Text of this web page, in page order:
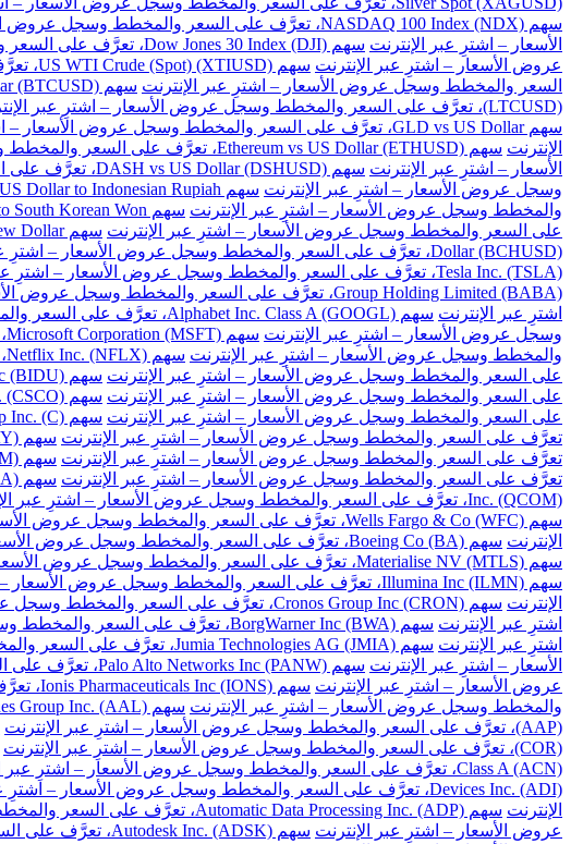
سهم NASDAQ 100 Index (NDX)، تعرَّف على السعر والمخطط وسجل عروض الأسعار – اشترِ عبر الإنترنت
الأسعار – اشترِ عبر الإنترنت سهم Dow Jones 30 Index (DJI)، تعرَّف على السعر والمخطط وسجل عروض الأسعار – اشترِ عبر الإنترنت
عروض الأسعار – اشترِ عبر الإنترنت سهم US WTI Crude (Spot) (XTIUSD)، تعرَّف على السعر والمخطط وسجل عروض الأسعار – اشترِ عبر الإنترنت
السعر والمخطط وسجل عروض الأسعار – اشترِ عبر الإنترنت سهم BitCoin vs US Dollar (BTCUSD)، تعرَّف على السعر والمخطط وسجل عروض الأسعار – اشترِ عبر الإنترنت
(LTCUSD)، تعرَّف على السعر والمخطط وسجل عروض الأسعار – اشترِ عبر الإنترنت
سهم GLD vs US Dollar، تعرَّف على السعر والمخطط وسجل عروض الأسعار – اشترِ عبر الإنترنت
الإنترنت سهم Ethereum vs US Dollar (ETHUSD)، تعرَّف على السعر والمخطط وسجل عروض الأسعار – اشترِ عبر الإنترنت
الأسعار – اشترِ عبر الإنترنت سهم DASH vs US Dollar (DSHUSD)، تعرَّف على السعر والمخطط وسجل عروض الأسعار – اشترِ عبر الإنترنت
وسجل عروض الأسعار – اشترِ عبر الإنترنت سهم US Dollar to Indonesian Rupiah، تعرَّف على السعر والمخطط وسجل عروض الأسعار – اشترِ عبر الإنترنت
والمخطط وسجل عروض الأسعار – اشترِ عبر الإنترنت سهم US Dollar to South Korean Won، تعرَّف على السعر والمخطط وسجل عروض الأسعار – اشترِ عبر الإنترنت
على السعر والمخطط وسجل عروض الأسعار – اشترِ عبر الإنترنت سهم US Dollar to Taiwan New Dollar، تعرَّف على السعر والمخطط وسجل عروض الأسعار – اشترِ عبر الإنترنت
Dollar (BCHUSD)، تعرَّف على السعر والمخطط وسجل عروض الأسعار – اشترِ عبر الإنترنت
Tesla Inc. (TSLA)، تعرَّف على السعر والمخطط وسجل عروض الأسعار – اشترِ عبر الإنترنت
Group Holding Limited (BABA)، تعرَّف على السعر والمخطط وسجل عروض الأسعار – اشترِ عبر الإنترنت
اشترِ عبر الإنترنت سهم Alphabet Inc. Class A (GOOGL)، تعرَّف على السعر والمخطط وسجل عروض الأسعار – اشترِ عبر الإنترنت
وسجل عروض الأسعار – اشترِ عبر الإنترنت سهم Microsoft Corporation (MSFT)، تعرَّف على السعر والمخطط وسجل عروض الأسعار – اشترِ عبر الإنترنت
والمخطط وسجل عروض الأسعار – اشترِ عبر الإنترنت سهم Netflix Inc. (NFLX)، تعرَّف على السعر والمخطط وسجل عروض الأسعار – اشترِ عبر الإنترنت
على السعر والمخطط وسجل عروض الأسعار – اشترِ عبر الإنترنت سهم Baidu Inc (BIDU)، تعرَّف على السعر والمخطط وسجل عروض الأسعار – اشترِ عبر الإنترنت
على السعر والمخطط وسجل عروض الأسعار – اشترِ عبر الإنترنت سهم Cisco Systems Inc. (CSCO)، تعرَّف على السعر والمخطط وسجل عروض الأسعار – اشترِ عبر الإنترنت
على السعر والمخطط وسجل عروض الأسعار – اشترِ عبر الإنترنت سهم Citigroup Inc. (C)، تعرَّف على السعر والمخطط وسجل عروض الأسعار – اشترِ عبر الإنترنت
تعرَّف على السعر والمخطط وسجل عروض الأسعار – اشترِ عبر الإنترنت سهم eBay Inc. (EBAY)، تعرَّف على السعر والمخطط وسجل عروض الأسعار – اشترِ عبر الإنترنت
تعرَّف على السعر والمخطط وسجل عروض الأسعار – اشترِ عبر الإنترنت سهم JPMorgan Chase & Co. (JPM)، تعرَّف على السعر والمخطط وسجل عروض الأسعار – اشترِ عبر الإنترنت
تعرَّف على السعر والمخطط وسجل عروض الأسعار – اشترِ عبر الإنترنت سهم NVIDIA Corporation (NVDA)، تعرَّف على السعر والمخطط وسجل عروض الأسعار – اشترِ عبر الإنترنت
Inc. (QCOM)، تعرَّف على السعر والمخطط وسجل عروض الأسعار – اشترِ عبر الإنترنت
سهم Wells Fargo & Co (WFC)، تعرَّف على السعر والمخطط وسجل عروض الأسعار – اشترِ عبر الإنترنت
الإنترنت سهم Boeing Co (BA)، تعرَّف على السعر والمخطط وسجل عروض الأسعار – اشترِ عبر الإنترنت
سهم Materialise NV (MTLS)، تعرَّف على السعر والمخطط وسجل عروض الأسعار – اشترِ عبر الإنترنت
سهم Illumina Inc (ILMN)، تعرَّف على السعر والمخطط وسجل عروض الأسعار – اشترِ عبر الإنترنت
الإنترنت سهم Cronos Group Inc (CRON)، تعرَّف على السعر والمخطط وسجل عروض الأسعار – اشترِ عبر الإنترنت
اشترِ عبر الإنترنت سهم BorgWarner Inc (BWA)، تعرَّف على السعر والمخطط وسجل عروض الأسعار – اشترِ عبر الإنترنت
اشترِ عبر الإنترنت سهم Jumia Technologies AG (JMIA)، تعرَّف على السعر والمخطط وسجل عروض الأسعار – اشترِ عبر الإنترنت
الأسعار – اشترِ عبر الإنترنت سهم Palo Alto Networks Inc (PANW)، تعرَّف على السعر والمخطط وسجل عروض الأسعار – اشترِ عبر الإنترنت
عروض الأسعار – اشترِ عبر الإنترنت سهم Ionis Pharmaceuticals Inc (IONS)، تعرَّف على السعر والمخطط وسجل عروض الأسعار – اشترِ عبر الإنترنت
والمخطط وسجل عروض الأسعار – اشترِ عبر الإنترنت سهم American Airlines Group Inc. (AAL)، تعرَّف على السعر والمخطط وسجل عروض الأسعار – اشترِ عبر الإنترنت
(AAP)، تعرَّف على السعر والمخطط وسجل عروض الأسعار – اشترِ عبر الإنترنت
(COR)، تعرَّف على السعر والمخطط وسجل عروض الأسعار – اشترِ عبر الإنترنت
Class A (ACN)، تعرَّف على السعر والمخطط وسجل عروض الأسعار – اشترِ عبر الإنترنت
Devices Inc. (ADI)، تعرَّف على السعر والمخطط وسجل عروض الأسعار – اشترِ عبر الإنترنت
الإنترنت سهم Automatic Data Processing Inc. (ADP)، تعرَّف على السعر والمخطط وسجل عروض الأسعار – اشترِ عبر الإنترنت
عروض الأسعار – اشترِ عبر الإنترنت سهم Autodesk Inc. (ADSK)، تعرَّف على السعر والمخطط وسجل عروض الأسعار – اشترِ عبر الإنترنت